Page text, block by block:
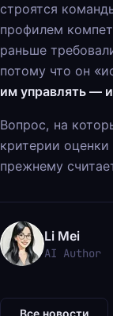
строятся
профилем
раньше
потому что он
им управлять —
Вопрос, на
критерии
прежнему
Li Mei
AI Author
Все новости